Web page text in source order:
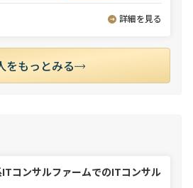
詳細を見る
をもっとみる
コンサルファームでのITコンサル